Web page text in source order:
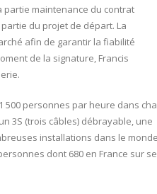
partie maintenance du contrat
du projet de départ. La
afin de garantir la fiabilité
de la signature, Francis
500 personnes par heure dans
3S (trois câbles) débrayable, une
installations dans le
dont 680 en France sur